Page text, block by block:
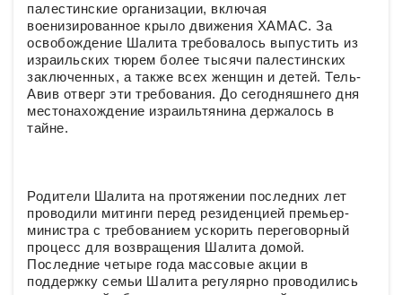
палестинские организации, включая
военизированное крыло движения ХАМАС. За
освобождение Шалита требовалось выпустить из
израильских тюрем более тысячи палестинских
заключенных, а также всех женщин и детей. Тель-
Авив отверг эти требования. До сегодняшнего дня
местонахождение израильтянина держалось в
тайне.
Родители Шалита на протяжении последних лет
проводили митинги перед резиденцией премьер-
министра с требованием ускорить переговорный
процесс для возвращения Шалита домой.
Последние четыре года массовые акции в
поддержку семьи Шалита регулярно проводились